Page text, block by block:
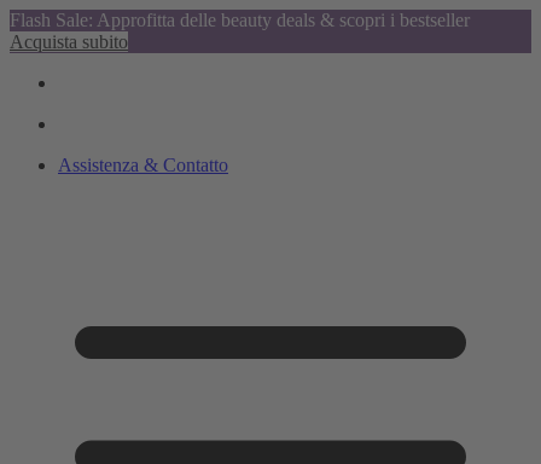
Flash Sale: Approfitta delle beauty deals & scopri i bestseller
Acquista subito
Assistenza & Contatto